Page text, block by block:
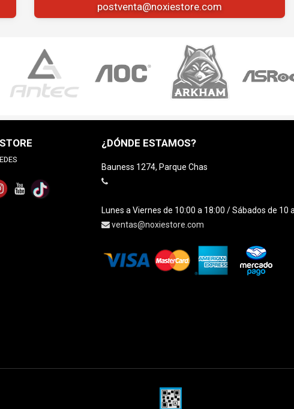
postventa@noxiestore.com
¿DÓNDE ESTAMOS?
Bauness 1274, Parque Chas
Lunes a Viernes de 10:00 a 18:00 / Sábados de 10
ventas@noxiestore.com